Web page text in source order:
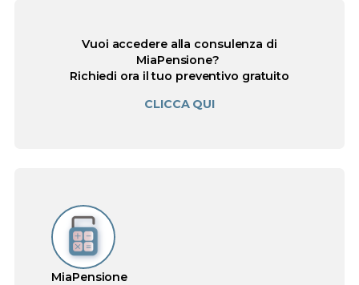
Vuoi accedere alla consulenza di
MiaPensione?
Richiedi ora il tuo preventivo gratuito
CLICCA QUI
MiaPensione